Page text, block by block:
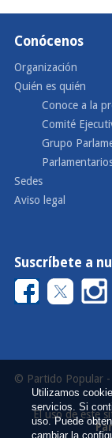
Conócenos
Organización
Quién es quién
Conoce a la
Comité
Grupo
Sedes
Aviso legal
Suscríbete a
© Partido Popular -
El uso de este
Utilizamos
servicios. Si
uso. Puede
cambiar la